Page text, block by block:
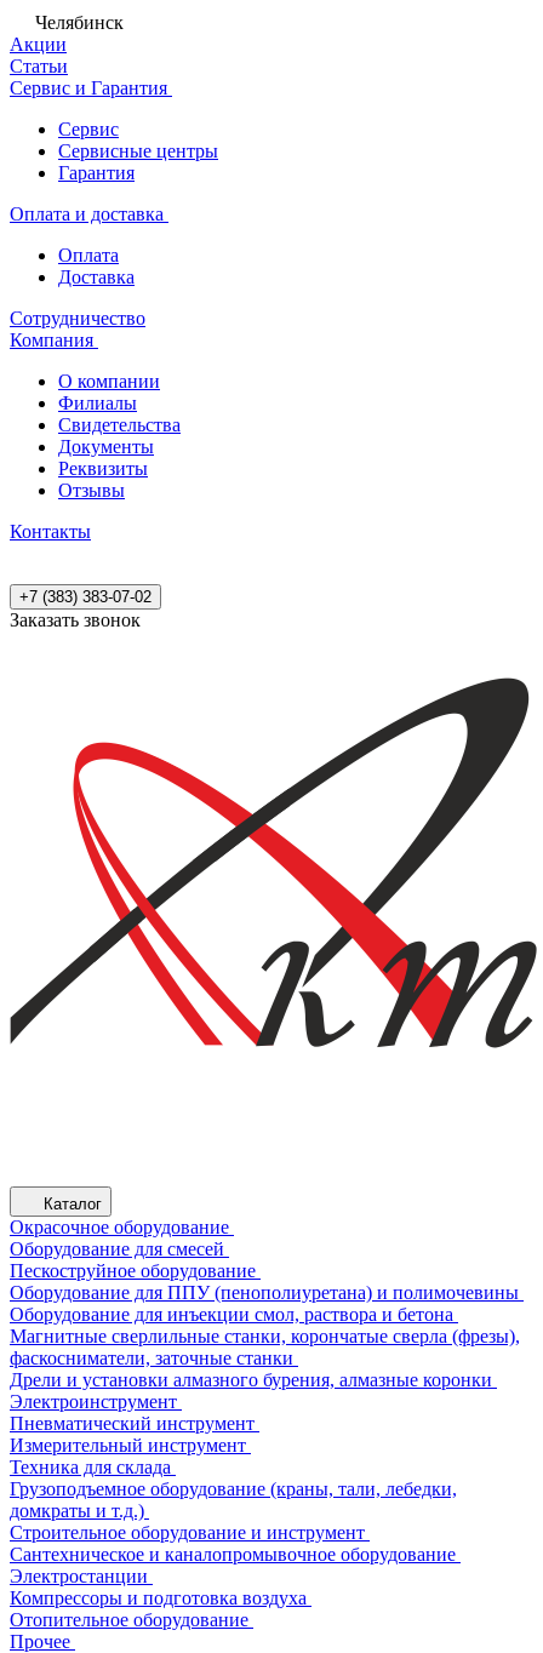
Челябинск
Акции
Статьи
Сервис и Гарантия
Сервис
Сервисные центры
Гарантия
Оплата и доставка
Оплата
Доставка
Сотрудничество
Компания
О компании
Филиалы
Свидетельства
Документы
Реквизиты
Отзывы
Контакты
+7 (383) 383-07-02
Заказать звонок
Каталог
Окрасочное оборудование
Оборудование для смесей
Пескоструйное оборудование
Оборудование для ППУ (пенополиуретана) и полимочевины
Оборудование для инъекции смол, раствора и бетона
Магнитные сверлильные станки, корончатые сверла (фрезы),
фаскосниматели, заточные станки
Дрели и установки алмазного бурения, алмазные коронки
Электроинструмент
Пневматический инструмент
Измерительный инструмент
Техника для склада
Грузоподъемное оборудование (краны, тали, лебедки,
домкраты и т.д.)
Строительное оборудование и инструмент
Сантехническое и каналопромывочное оборудование
Электростанции
Компрессоры и подготовка воздуха
Отопительное оборудование
Прочее